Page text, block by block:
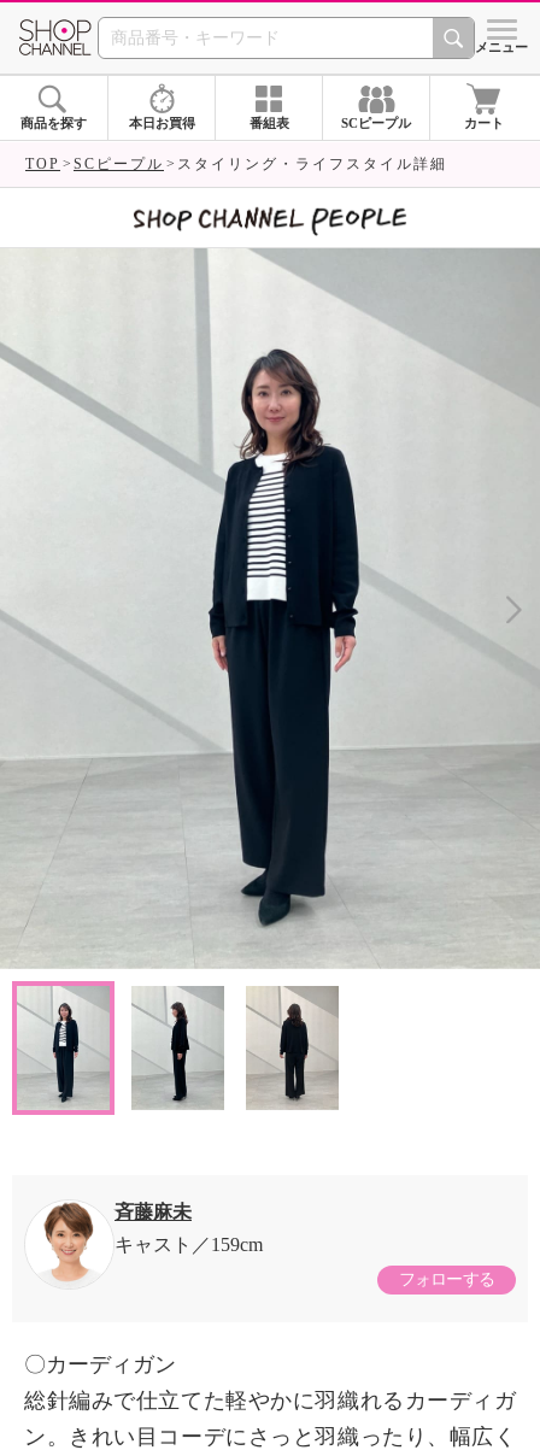
SHOP CHANNEL シメニュー
商品を探す 本日お買得 番組表 SCピープル カート
TOP SCピープル スタイリング・ライフスタイル詳細
斉藤麻未
キャスト
159cm
フォローする
〇カーディガン
総針編みで仕立てた軽やかに羽織れるカーディガ
ン。きれい目コーデにさっと羽織ったり、幅広く